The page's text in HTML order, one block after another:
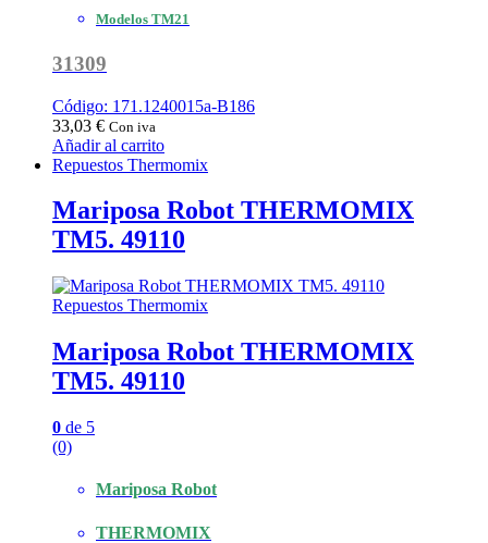
Modelos TM21
31309
Código: 171.1240015a-B186
33,03 € Con iva
Añadir al carrito
Repuestos Thermomix
Mariposa Robot THERMOMIX
TM5. 49110
Repuestos Thermomix
Mariposa Robot THERMOMIX
TM5. 49110
0 de 5
(0)
Mariposa Robot
THERMOMIX